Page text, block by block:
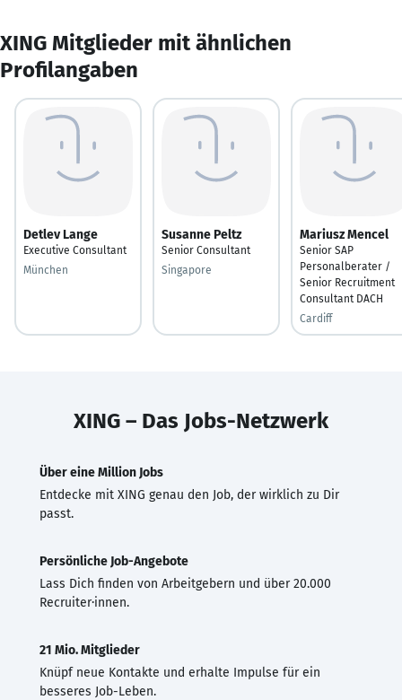
XING Mitglieder mit ähnlichen
Profilangaben
Detlev Lange
Executive Consultant
München
Susanne Peltz
Senior Consultant
Singapore
Mariusz Mencel
Senior SAP
Personalberater /
Senior Recruitment
Consultant DACH
Cardiff
XING – Das Jobs-Netzwerk
Über eine Million Jobs
Entdecke mit XING genau den Job, der wirklich zu Dir
passt.
Persönliche Job-Angebote
Lass Dich finden von Arbeitgebern und über 20.000
Recruiter·innen.
21 Mio. Mitglieder
Knüpf neue Kontakte und erhalte Impulse für ein
besseres Job-Leben.